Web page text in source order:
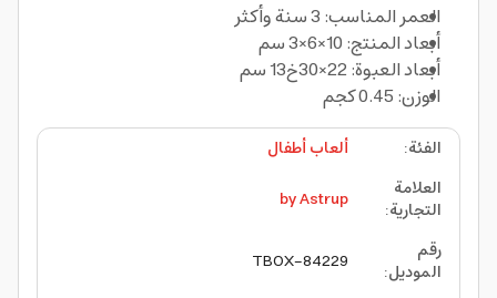
العمر المناسب: 3 سنة وأكثر
أبعاد المنتج: 10×6×3 سم
أبعاد العبوة: 22×30خ13 سم
الوزن: 0.45 كجم
الفئة:
ألعاب أطفال
العلامة
التجارية:
by Astrup
رقم
الموديل:
TBOX-84229